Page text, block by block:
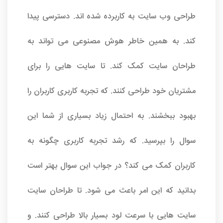
طراحی وب سایت به کاربرده شده اند. دسترسی پیدا
کند. به همین خاطر هوش مصنوعی می تواند به
طراحان سایت کمک کند. تا سایت هایی را برای
مشتریان خود طراحی کنند. که تجربه کاربری کاربران را
بهبود ببخشند. به احتمال زیاد بسیاری از شما این
سوال را بپرسید. که رشد تجربه کاربری چگونه به
کاربران کمک می کند؟ در جواب این سوال بهتر است
بدانید که این امر باعث می شود. تا طراحان سایت
سایت هایی با سرعت لود بسیار بالا طراحی کنند‌. و